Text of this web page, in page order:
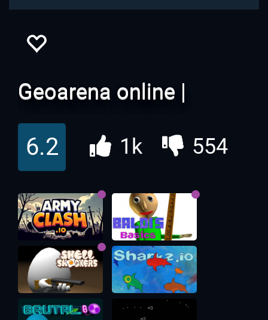
Geoarena online |
Геоарена ио
6.2 1k 554